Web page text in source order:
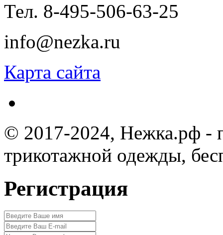
Тел. 8-495-506-63-25
info@nezka.ru
Карта сайта
© 2017-2024, Нежка.рф -
трикотажной одежды,
Регистрация